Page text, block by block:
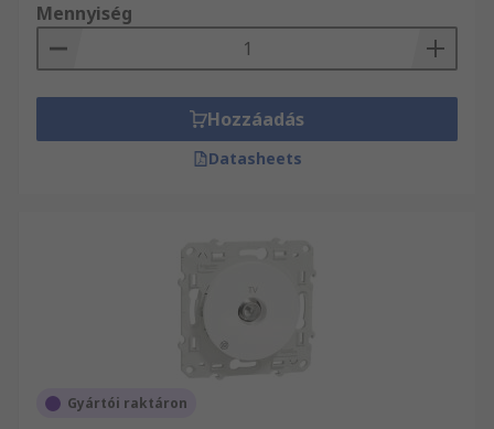
Mennyiség
Hozzáadás
Datasheets
Gyártói raktáron